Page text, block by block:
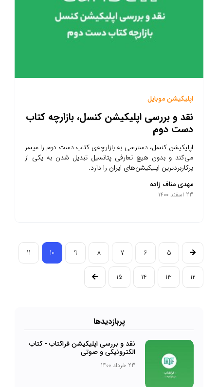
اپلیکیشن موبایل
نقد و بررسی اپلیکیشن کنسل، بازارچه کتاب
دست دوم
اپلیکیشن کنسل، دسترسی به بازارچه‌ی کتاب دست دوم را میسر
می‌کند و بدون هیچ تعارفی پتانسیل تبدیل شدن به یکی از
پرکاربردترین اپلیکیشن‌های ایران را دارد.
مهدی مناف زاده
23 اسفند 1400
5
6
7
8
9
10
11
12
13
14
15
پرباز‌دیدها
نقد و بررسی اپلیکیشن فراکتاب - کتاب
الکترونیکی و صوتی
23 خرداد 1400